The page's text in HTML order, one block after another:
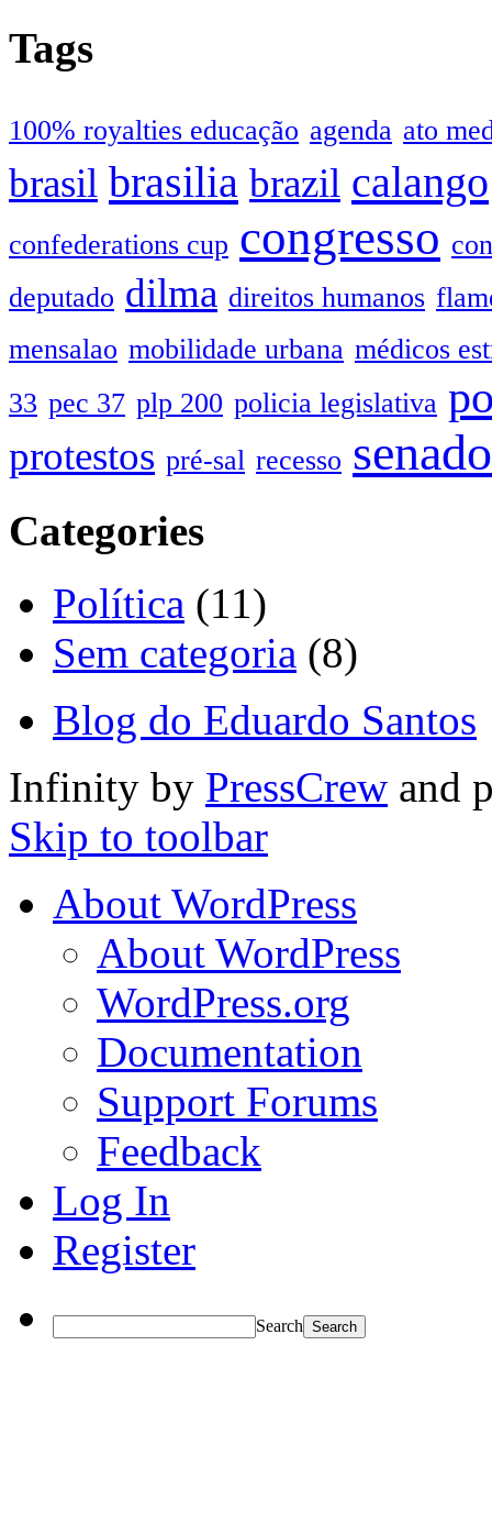
Tags
100% royalties educação agenda ato
brasil brasilia brazil calango
confederations cup congresso
deputado dilma direitos humanos
mensalao mobilidade urbana médicos
33 pec 37 plp 200 policia legislativa
protestos pré-sal recesso senado
Categories
Política (11)
Sem categoria (8)
Blog do Eduardo Santos
Infinity by PressCrew and
Skip to toolbar
About WordPress
About WordPress
WordPress.org
Documentation
Support Forums
Feedback
Log In
Register
Search